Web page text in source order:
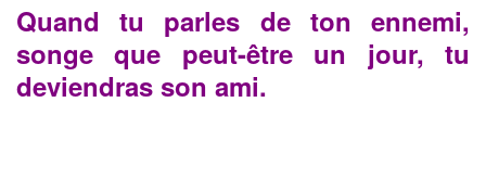
Quand tu parles de ton ennemi,
songe que peut-être un jour, tu
deviendras son ami.